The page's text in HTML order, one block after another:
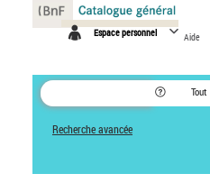
Espace personnel Aide
Tout
Recherche avancée
Panneau de gestion des cookies